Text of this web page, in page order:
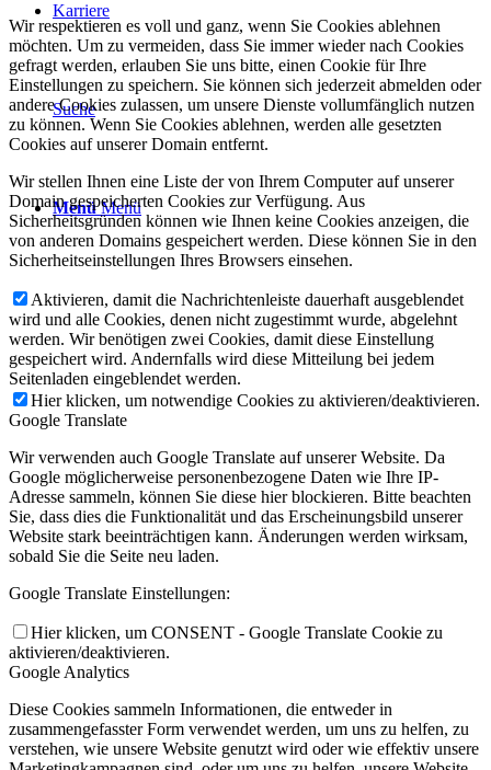
Karriere
Suche
Menü Menü
Wir respektieren es voll und ganz, wenn Sie Cookies ablehnen
möchten. Um zu vermeiden, dass Sie immer wieder nach Cookies
gefragt werden, erlauben Sie uns bitte, einen Cookie für Ihre
Einstellungen zu speichern. Sie können sich jederzeit abmelden oder
andere Cookies zulassen, um unsere Dienste vollumfänglich nutzen
zu können. Wenn Sie Cookies ablehnen, werden alle gesetzten
Cookies auf unserer Domain entfernt.
Wir stellen Ihnen eine Liste der von Ihrem Computer auf unserer
Domain gespeicherten Cookies zur Verfügung. Aus
Sicherheitsgründen können wie Ihnen keine Cookies anzeigen, die
von anderen Domains gespeichert werden. Diese können Sie in den
Sicherheitseinstellungen Ihres Browsers einsehen.
Aktivieren, damit die Nachrichtenleiste dauerhaft ausgeblendet
wird und alle Cookies, denen nicht zugestimmt wurde, abgelehnt
werden. Wir benötigen zwei Cookies, damit diese Einstellung
gespeichert wird. Andernfalls wird diese Mitteilung bei jedem
Seitenladen eingeblendet werden.
Hier klicken, um notwendige Cookies zu aktivieren/deaktivieren.
Google Translate
Wir verwenden auch Google Translate auf unserer Website. Da
Google möglicherweise personenbezogene Daten wie Ihre IP-
Adresse sammeln, können Sie diese hier blockieren. Bitte beachten
Sie, dass dies die Funktionalität und das Erscheinungsbild unserer
Website stark beeinträchtigen kann. Änderungen werden wirksam,
sobald Sie die Seite neu laden.
Google Translate Einstellungen:
Hier klicken, um CONSENT - Google Translate Cookie zu
aktivieren/deaktivieren.
Google Analytics
Diese Cookies sammeln Informationen, die entweder in
zusammengefasster Form verwendet werden, um uns zu helfen, zu
verstehen, wie unsere Website genutzt wird oder wie effektiv unsere